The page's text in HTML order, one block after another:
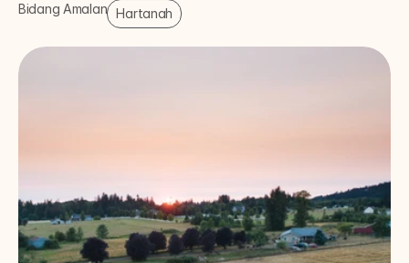
Bidang Amalan Hartanah